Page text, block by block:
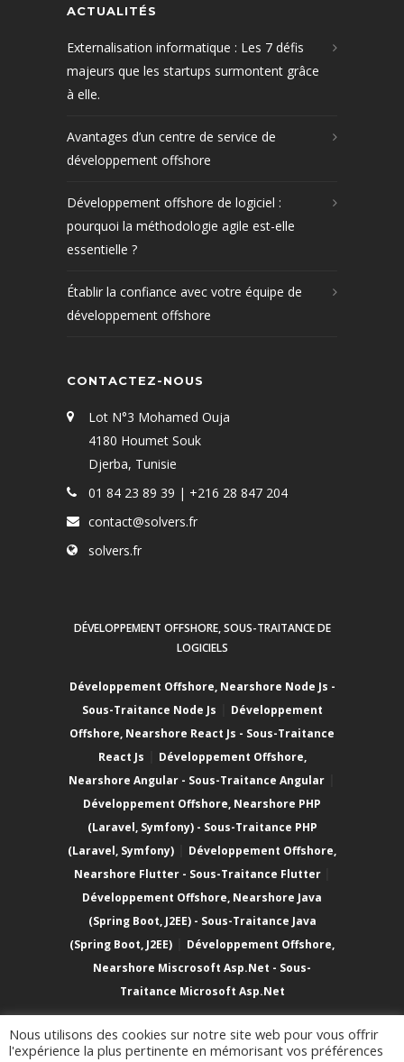
ACTUALITÉS
Externalisation informatique : Les 7 défis
majeurs que les startups surmontent grâce
à elle.
Avantages d’un centre de service de
développement offshore
Développement offshore de logiciel :
pourquoi la méthodologie agile est-elle
essentielle ?
Établir la confiance avec votre équipe de
développement offshore
CONTACTEZ-NOUS
Lot N°3 Mohamed Ouja
4180 Houmet Souk
Djerba, Tunisie
01 84 23 89 39 | +216 28 847 204
contact@solvers.fr
solvers.fr
DÉVELOPPEMENT OFFSHORE, SOUS-TRAITANCE DE
LOGICIELS
Développement Offshore, Nearshore Node Js -
Sous-Traitance Node Js
Développement
Offshore, Nearshore React Js - Sous-Traitance
React Js
Développement Offshore,
Nearshore Angular - Sous-Traitance Angular
Développement Offshore, Nearshore PHP
(Laravel, Symfony) - Sous-Traitance PHP
(Laravel, Symfony)
Développement Offshore,
Nearshore Flutter - Sous-Traitance Flutter
Développement Offshore, Nearshore Java
(Spring Boot, J2EE) - Sous-Traitance Java
(Spring Boot, J2EE)
Développement Offshore,
Nearshore Miscrosoft Asp.Net - Sous-
Traitance Microsoft Asp.Net
Copyright © 2023SOLVERS TECHNOLOGIES.
Nous utilisons des cookies sur notre site web pour vous offrir
l'expérience la plus pertinente en mémorisant vos préférences